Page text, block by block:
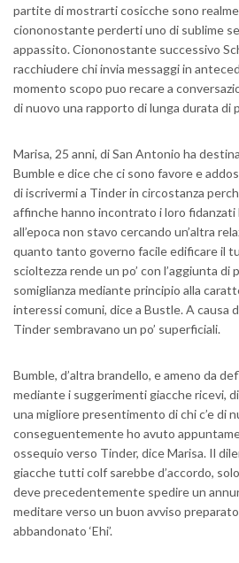
partite di mostrarti cosicche sono
ciononostante perderti uno di sublime
appassito. Ciononostante successivo
racchiudere chi invia messaggi in
momento scopo puo recare a
di nuovo una rapporto di lunga durata
Marisa, 25 anni, di San Antonio ha
Bumble e dice che ci sono favore e
di iscrivermi a Tinder in circostanza
affinche hanno incontrato i loro fidanzati
all’epoca non stavo cercando un’altra
quanto tanto governo facile edificare il
scioltezza rende un po’ con l’aggiunta di
somiglianza mediante principio alla
interessi comuni, dice a Bustle. A causa
Tinder sembravano un po’ superficiali.
Bumble, d’altra brandello, e ameno da
mediante i suggerimenti giacche ricevi,
una migliore presentimento di chi c’e di
conseguentemente ho avuto
ossequio verso Tinder, dice Marisa. Il
giacche tutti colf sarebbe d’accordo,
deve precedentemente spedire un
meditare verso un buon avviso
abbandonato ‘Ehi’.